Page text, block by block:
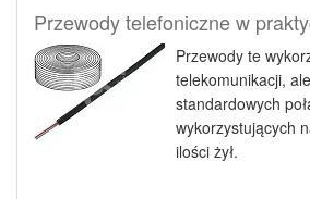
Przewody telefoniczne w
Przewody te
telekomunikacji,
standardowych
wykorzystujących
ilości żył.